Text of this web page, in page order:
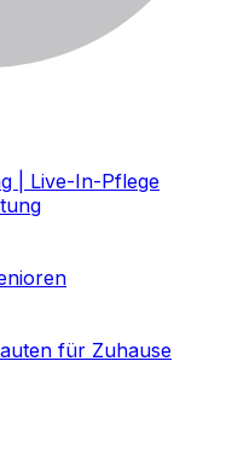
| Live-In-Pflege
für Zuhause